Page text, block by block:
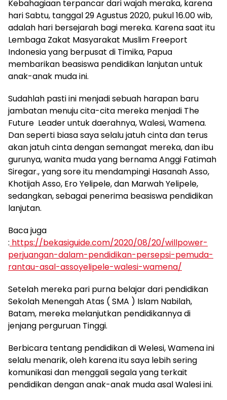
Kebahagiaan terpancar dari wajah meraka, karena
hari Sabtu, tanggal 29 Agustus 2020, pukul 16.00 wib,
adalah hari bersejarah bagi mereka. Karena saat itu
Lembaga Zakat Masyarakat Muslim Freeport
Indonesia yang berpusat di Timika, Papua
membarikan beasiswa pendidikan lanjutan untuk
anak-anak muda ini.
Sudahlah pasti ini menjadi sebuah harapan baru
jambatan menuju cita-cita mereka menjadi The
Future Leader untuk daerahnya, Walesi, Wamena.
Dan seperti biasa saya selalu jatuh cinta dan terus
akan jatuh cinta dengan semangat mereka, dan ibu
gurunya, wanita muda yang bernama Anggi Fatimah
Siregar., yang sore itu mendampingi Hasanah Asso,
Khotijah Asso, Ero Yelipele, dan Marwah Yelipele,
sedangkan, sebagai penerima beasiswa pendidikan
lanjutan.
Baca juga
: https://bekasiguide.com/2020/08/20/willpower-
perjuangan-dalam-pendidikan-persepsi-pemuda-
rantau-asal-assoyelipele-walesi-wamena/
Setelah mereka pari purna belajar dari pendidikan
Sekolah Menengah Atas ( SMA ) Islam Nabilah,
Batam, mereka melanjutkan pendidikannya di
jenjang perguruan Tinggi.
Berbicara tentang pendidikan di Welesi, Wamena ini
selalu menarik, oleh karena itu saya lebih sering
komunikasi dan menggali segala yang terkait
pendidikan dengan anak-anak muda asal Walesi ini.